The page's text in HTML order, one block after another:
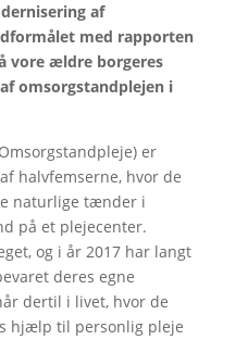
af
med rapporten
vore ældre borgeres
omsorgstandplejen i
er
halvfemserne, hvor de
naturlige tænder i
på et plejecenter.
og i år 2017 har langt
deres egne
dertil i livet, hvor de
hjælp til personlig pleje